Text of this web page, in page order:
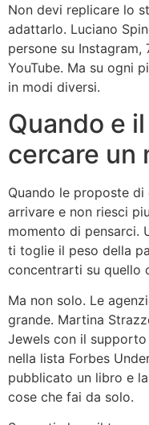
Non devi replicare lo
adattarlo. Luciano
persone su Instagram,
YouTube. Ma su ogni
in modi diversi.
Quando e
cercare un
Quando le proposte
arrivare e non riesci
momento di pensarci.
ti toglie il peso della
concentrarti su quello
Ma non solo. Le
grande. Martina
Jewels con il
nella lista Forbes
pubblicato un libro e
cose che fai da solo.